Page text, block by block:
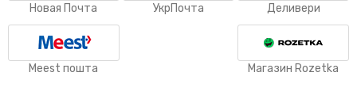
Новая Почта УкрПочта Деливери
Meest пошта Магазин Rozetka